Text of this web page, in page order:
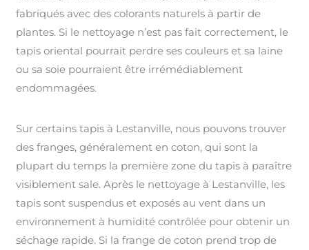
fabriqués avec des colorants naturels à partir de
plantes. Si le nettoyage n’est pas fait correctement, le
tapis oriental pourrait perdre ses couleurs et sa laine
ou sa soie pourraient être irrémédiablement
endommagées.
Sur certains tapis à Lestanville, nous pouvons trouver
des franges, généralement en coton, qui sont la
plupart du temps la première zone du tapis à paraître
visiblement sale. Après le nettoyage à Lestanville, les
tapis sont suspendus et exposés au vent dans un
environnement à humidité contrôlée pour obtenir un
séchage rapide. Si la frange de coton prend trop de